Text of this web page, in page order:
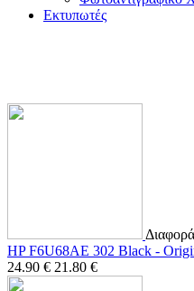
Εκτυπωτές
HP F6U68AE 302 Black -
24.90 € 21.80 €